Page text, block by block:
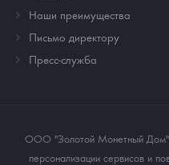
Наши преимущества
Письмо директору
Пресс-служба
ООО "Золотой Монетный Дом"
персонализации сервисов и